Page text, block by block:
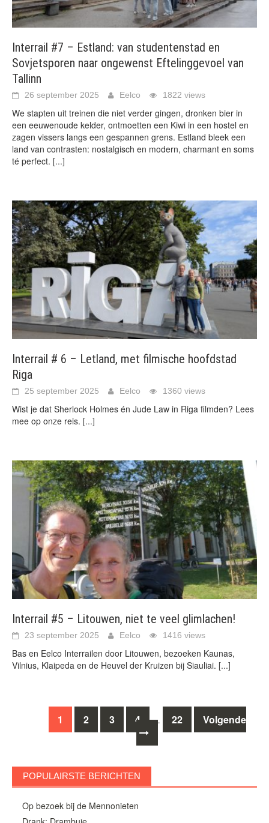
Interrail #7 – Estland: van studentenstad en
Sovjetsporen naar ongewenst Eftelinggevoel van
Tallinn
26 september 2025 Eelco 1822 views
We stapten uit treinen die niet verder gingen, dronken bier in
een eeuwenoude kelder, ontmoetten een Kiwi in een hostel en
zagen vissers langs een gespannen grens. Estland bleek een
land van contrasten: nostalgisch en modern, charmant en soms
té perfect. [...]
Interrail # 6 – Letland, met filmische hoofdstad
Riga
25 september 2025 Eelco 1360 views
Wist je dat Sherlock Holmes én Jude Law in Riga filmden? Lees
mee op onze reis. [...]
Interrail #5 – Litouwen, niet te veel glimlachen!
23 september 2025 Eelco 1416 views
Bas en Eelco Interrailen door Litouwen, bezoeken Kaunas,
Vilnius, Klaipeda en de Heuvel der Kruizen bij Siauliai. [...]
Berichten
1 2 3 4 … 22 Volgende
POPULAIRSTE BERICHTEN
Op bezoek bij de Mennonieten